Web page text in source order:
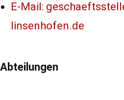
E-Mail:
linsenhofen.de
Abteilungen
Inhalte und
Angebote zu
sehen.